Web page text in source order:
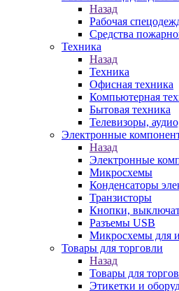
Назад
Рабочая
Средства
Техника
Назад
Техника
Офисная техника
Компьютерная
Бытовая техника
Телевизоры,
Электронные
Назад
Электронные
Микросхемы
Конденсаторы
Транзисторы
Кнопки,
Разъемы USB
Микросхемы для
Товары для торговли
Назад
Товары для
Этикетки и